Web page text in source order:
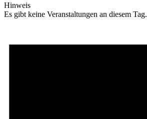
Hinweis
Es gibt keine Veranstaltungen an diesem Tag.